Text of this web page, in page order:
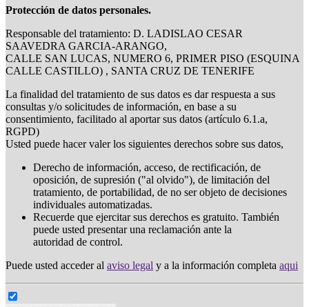
Protección de datos personales.
Responsable del tratamiento: D. LADISLAO CESAR
SAAVEDRA GARCIA-ARANGO,
CALLE SAN LUCAS, NUMERO 6, PRIMER PISO (ESQUINA
CALLE CASTILLO) , SANTA CRUZ DE TENERIFE
La finalidad del tratamiento de sus datos es dar respuesta a sus
consultas y/o solicitudes de información, en base a su
consentimiento, facilitado al aportar sus datos (artículo 6.1.a,
RGPD)
Usted puede hacer valer los siguientes derechos sobre sus datos,
Derecho de información, acceso, de rectificación, de
oposición, de supresión ("al olvido"), de limitación del
tratamiento, de portabilidad, de no ser objeto de decisiones
individuales automatizadas.
Recuerde que ejercitar sus derechos es gratuito. También
puede usted presentar una reclamación ante la
autoridad de control.
Puede usted acceder al aviso legal y a la información completa aqui